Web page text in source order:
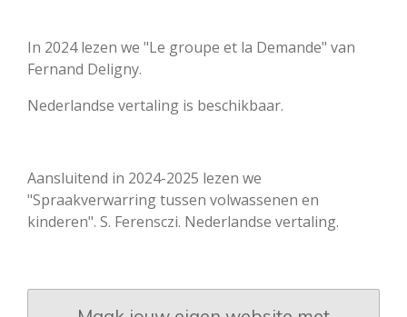
In 2024 lezen we "Le groupe et la Demande" van
Fernand Deligny.
Nederlandse vertaling is beschikbaar.
Aansluitend in 2024-2025 lezen we
"Spraakverwarring tussen volwassenen en
kinderen". S. Ferensczi. Nederlandse vertaling.